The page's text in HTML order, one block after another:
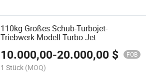
110kg Großes Schub-Turbojet-
Triebwerk-Modell Turbo Jet
10.000,00-20.000,00 $ FOB
1 Stück (MOQ)